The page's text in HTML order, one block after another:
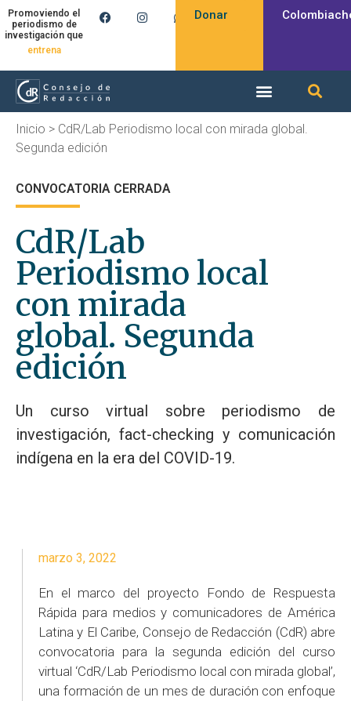
Promoviendo el
periodismo de
investigación que
produce
Donar
Inicio > CdR/Lab Periodismo local con mirada global.
Segunda edición
CONVOCATORIA CERRADA
CdR/Lab
Periodismo local
con mirada
global. Segunda
edición
Un curso virtual sobre periodismo de
investigación, fact-checking y comunicación
indígena en la era del COVID-19.
marzo 3, 2022
En el marco del proyecto Fondo de Respuesta
Rápida para medios y comunicadores de América
Latina y El Caribe, Consejo de Redacción (CdR) abre
convocatoria para la segunda edición del curso
virtual ‘CdR/Lab Periodismo local con mirada global’,
una formación de un mes de duración con enfoque